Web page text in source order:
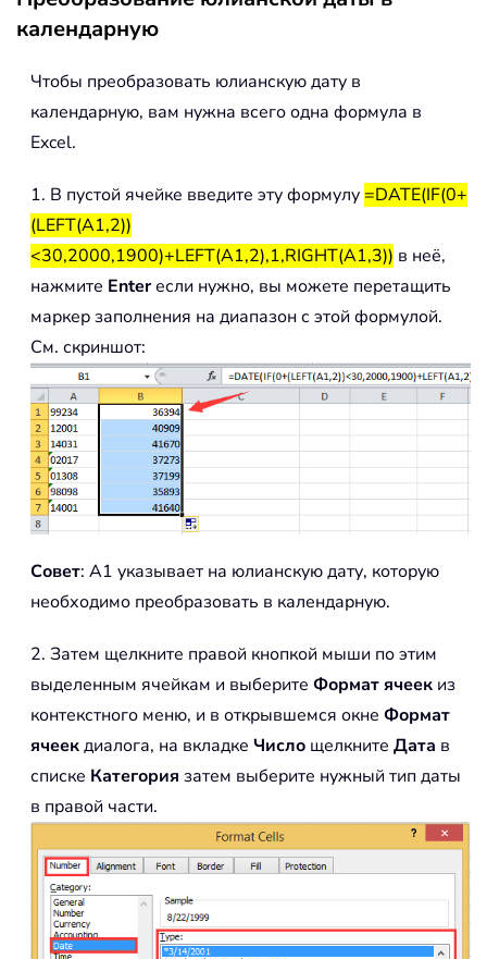
календарную
Чтобы преобразовать юлианскую дату в
календарную, вам нужна всего одна формула в
Excel.
1. В пустой ячейке введите эту формулу =DATE(IF(0+
(LEFT(A1,2))
<30,2000,1900)+LEFT(A1,2),1,RIGHT(A1,3)) в неё,
нажмите Enterесли нужно, вы можете перетащить
маркер заполнения на диапазон с этой формулой.
См. скриншот:
Совет: A1 указывает на юлианскую дату, которую
необходимо преобразовать в календарную.
2. Затем щелкните правой кнопкой мыши по этим
выделенным ячейкам и выберите Формат ячеек из
контекстного меню, и в открывшемся окне Формат
ячеекдиалога, на вкладке Число щелкните Дата в
списке Категория затем выберите нужный тип даты
в правой части.